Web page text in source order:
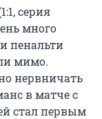
серия
много
пенальти
мимо.
нервничать
в матче с
стал первым